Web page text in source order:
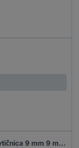
KS Tools 9173809 9173809 šesterokotnik vtičnica 9 mm 9 mm 3/8" (10 mm)